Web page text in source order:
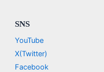
SNS
YouTube
X(Twitter)
Facebook